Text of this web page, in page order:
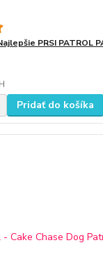
PRSI PATROL
Pridať do košíka